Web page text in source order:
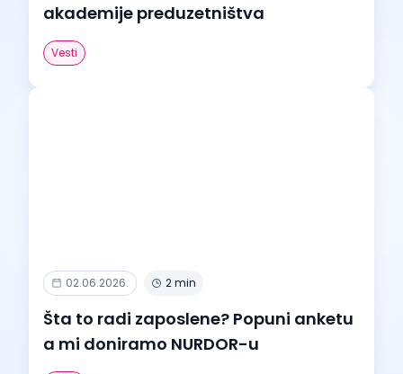
akademije preduzetništva
Vesti
02.06.2026. 2 min
Šta to radi zaposlene? Popuni anketu
a mi doniramo NURDOR-u